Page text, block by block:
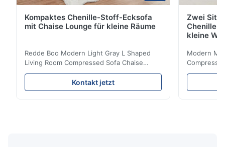
Kompaktes Chenille-Stoff-Ecksofa
mit Chaise Lounge für kleine Räume
Redde Boo Modern Light Gray L Shaped
Living Room Compressed Sofa Chaise
Lounge Product Overview High resilience
soft sectional sofa designed for small
spaces, featuring a contemporary light gray
Kontakt jetzt
Zwei
Chenille
kleine
Modern
Room